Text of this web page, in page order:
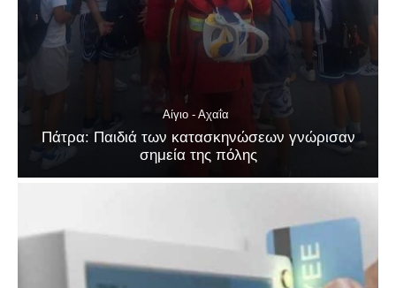
Αίγιο - Αχαΐα
Πάτρα: Παιδιά των κατασκηνώσεων γνώρισαν
σημεία της πόλης